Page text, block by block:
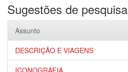
Sugestões de pesquisa
Assunto
DESCRIÇÃO E VIAGENS
ICONOGRAFIA